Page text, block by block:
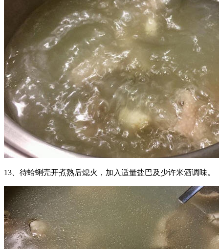
13、待蛤蜊壳开煮熟后熄火，加入适量盐巴及少许米酒调味。